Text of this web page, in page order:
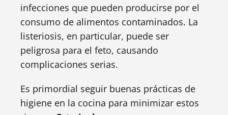
infecciones que pueden producirse por el
consumo de alimentos contaminados. La
listeriosis, en particular, puede ser
peligrosa para el feto, causando
complicaciones serias.
Es primordial seguir buenas prácticas de
higiene en la cocina para minimizar estos